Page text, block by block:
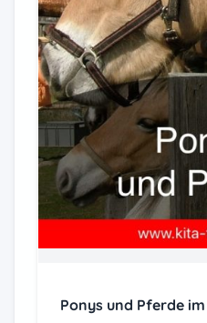
Ponys und Pferde